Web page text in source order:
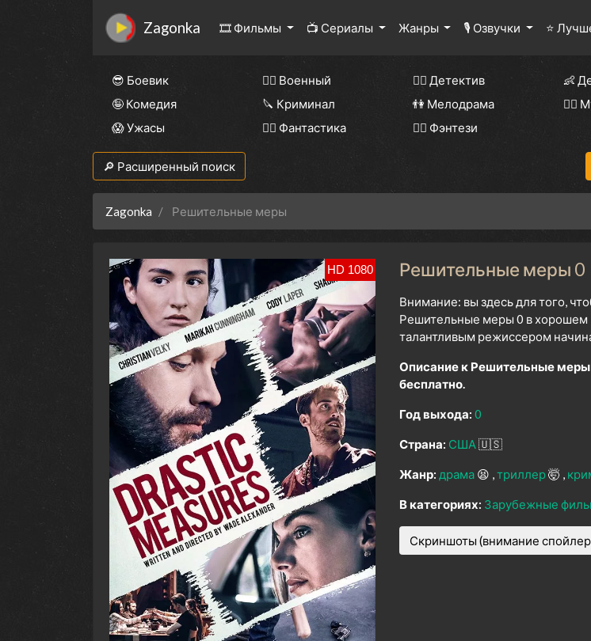
Zagonka 🎞 Фильмы 📺 Сериалы Жанры 🎙 Озвучки ⭐
😎 Боевик 👨‍✈️ Военный 🕵️‍♂️ Детектив 👶
🤪 Комедия
🔪 Криминал 👫 Мелодрама 🧚‍♀️
😱 Ужасы
🧙‍♀️ Фантастика 🧝‍♂️ Фэнтези
🔎 Расширенный поиск
Zagonka Решительные меры
HD 1080 Решительные меры 0
Внимание: вы здесь для того,
Решительные меры 0 в хорошем
талантливым режиссером
Описание к Решительные меры
бесплатно.
Год выхода: 0
Страна: США🇺🇸
Жанр: драма 😫 триллер🤯
В категориях: Зарубежные
Скриншоты (внимание